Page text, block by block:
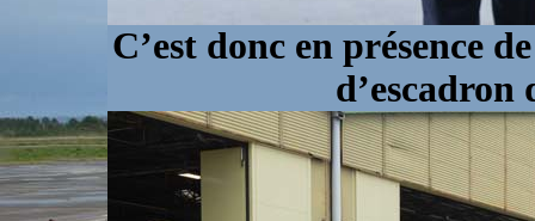
C’est donc en présence
d’escadron